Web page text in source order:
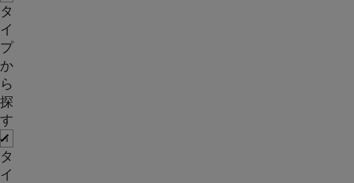
タ
イ
プ
か
ら
探
す
タ
イ